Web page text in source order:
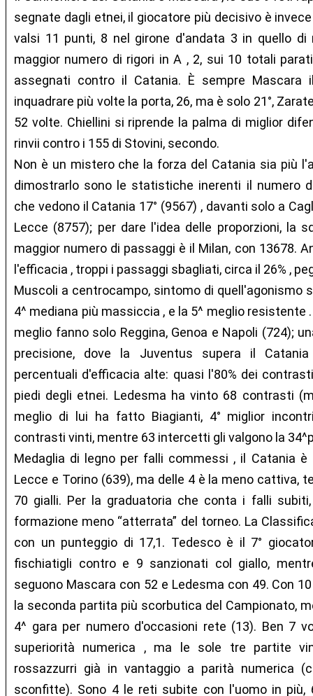
segnate dagli etnei, il giocatore più decisivo è
valsi 11 punti, 8 nel girone d'andata 3 in quello di
maggior numero di rigori in A , 2, sui 10 totali
assegnati contro il Catania. È sempre Mascara
inquadrare più volte la porta, 26, ma è solo 21°,
52 volte. Chiellini si riprende la palma di miglior
rinvii contro i 155 di Stovini, secondo.
Non è un mistero che la forza del Catania sia più
dimostrarlo sono le statistiche inerenti il numero
che vedono il Catania 17° (9567) , davanti solo a
Lecce (8757); per dare l'idea delle proporzioni, la
maggior numero di passaggi è il Milan, con 13678.
l'efficacia , troppi i passaggi sbagliati, circa il 26% ,
Muscoli a centrocampo, sintomo di quell'agonismo
4^ mediana più massiccia , e la 5^ meglio resistente
meglio fanno solo Reggina, Genoa e Napoli (724);
precisione, dove la Juventus supera il
percentuali d'efficacia alte: quasi l'80% dei
piedi degli etnei. Ledesma ha vinto 68 contrasti
meglio di lui ha fatto Biagianti, 4° miglior
contrasti vinti, mentre 63 intercetti gli valgono la
Medaglia di legno per falli commessi , il Catania è
Lecce e Torino (639), ma delle 4 è la meno cattiva,
70 gialli. Per la graduatoria che conta i falli
formazione meno “atterrata” del torneo. La
con un punteggio di 17,1. Tedesco è il 7°
fischiatigli contro e 9 sanzionati col giallo,
seguono Mascara con 52 e Ledesma con 49. Con
la seconda partita più scorbutica del Campionato,
4^ gara per numero d'occasioni rete (13). Ben 7
superiorità numerica , ma le sole tre partite
rossazzurri già in vantaggio a parità numerica
sconfitte). Sono 4 le reti subite con l'uomo in più,